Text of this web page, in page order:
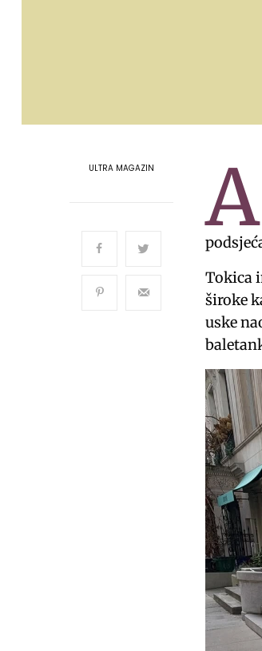
ULTRA MAGAZIN A
Tokica
široke
uske